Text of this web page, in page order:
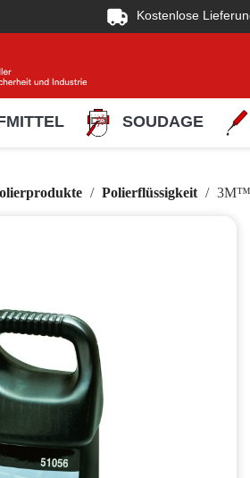
Kostenlose
SOUDAGE
Polierflüssigkeit 3M™